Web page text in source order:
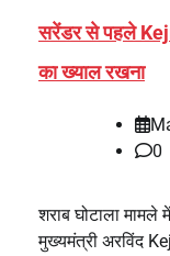
सरेंडर से पहले
का ख्याल रखना
0
शराब घोटाला
मुख्यमंत्री अरविंद